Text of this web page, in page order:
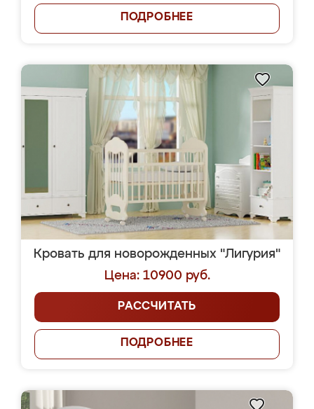
ПОДРОБНЕЕ
Кровать для новорожденных "Лигурия"
Цена: 10900 руб.
РАССЧИТАТЬ
ПОДРОБНЕЕ